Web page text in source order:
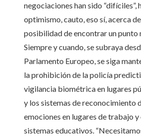
negociaciones han sido “difíciles”,
optimismo, cauto, eso sí, acerca
posibilidad de encontrar un punto
Siempre y cuando, se subraya
Parlamento Europeo, se siga
la prohibición de la policía
vigilancia biométrica en lugares
y los sistemas de reconocimiento
emociones en lugares de trabajo y
sistemas educativos.